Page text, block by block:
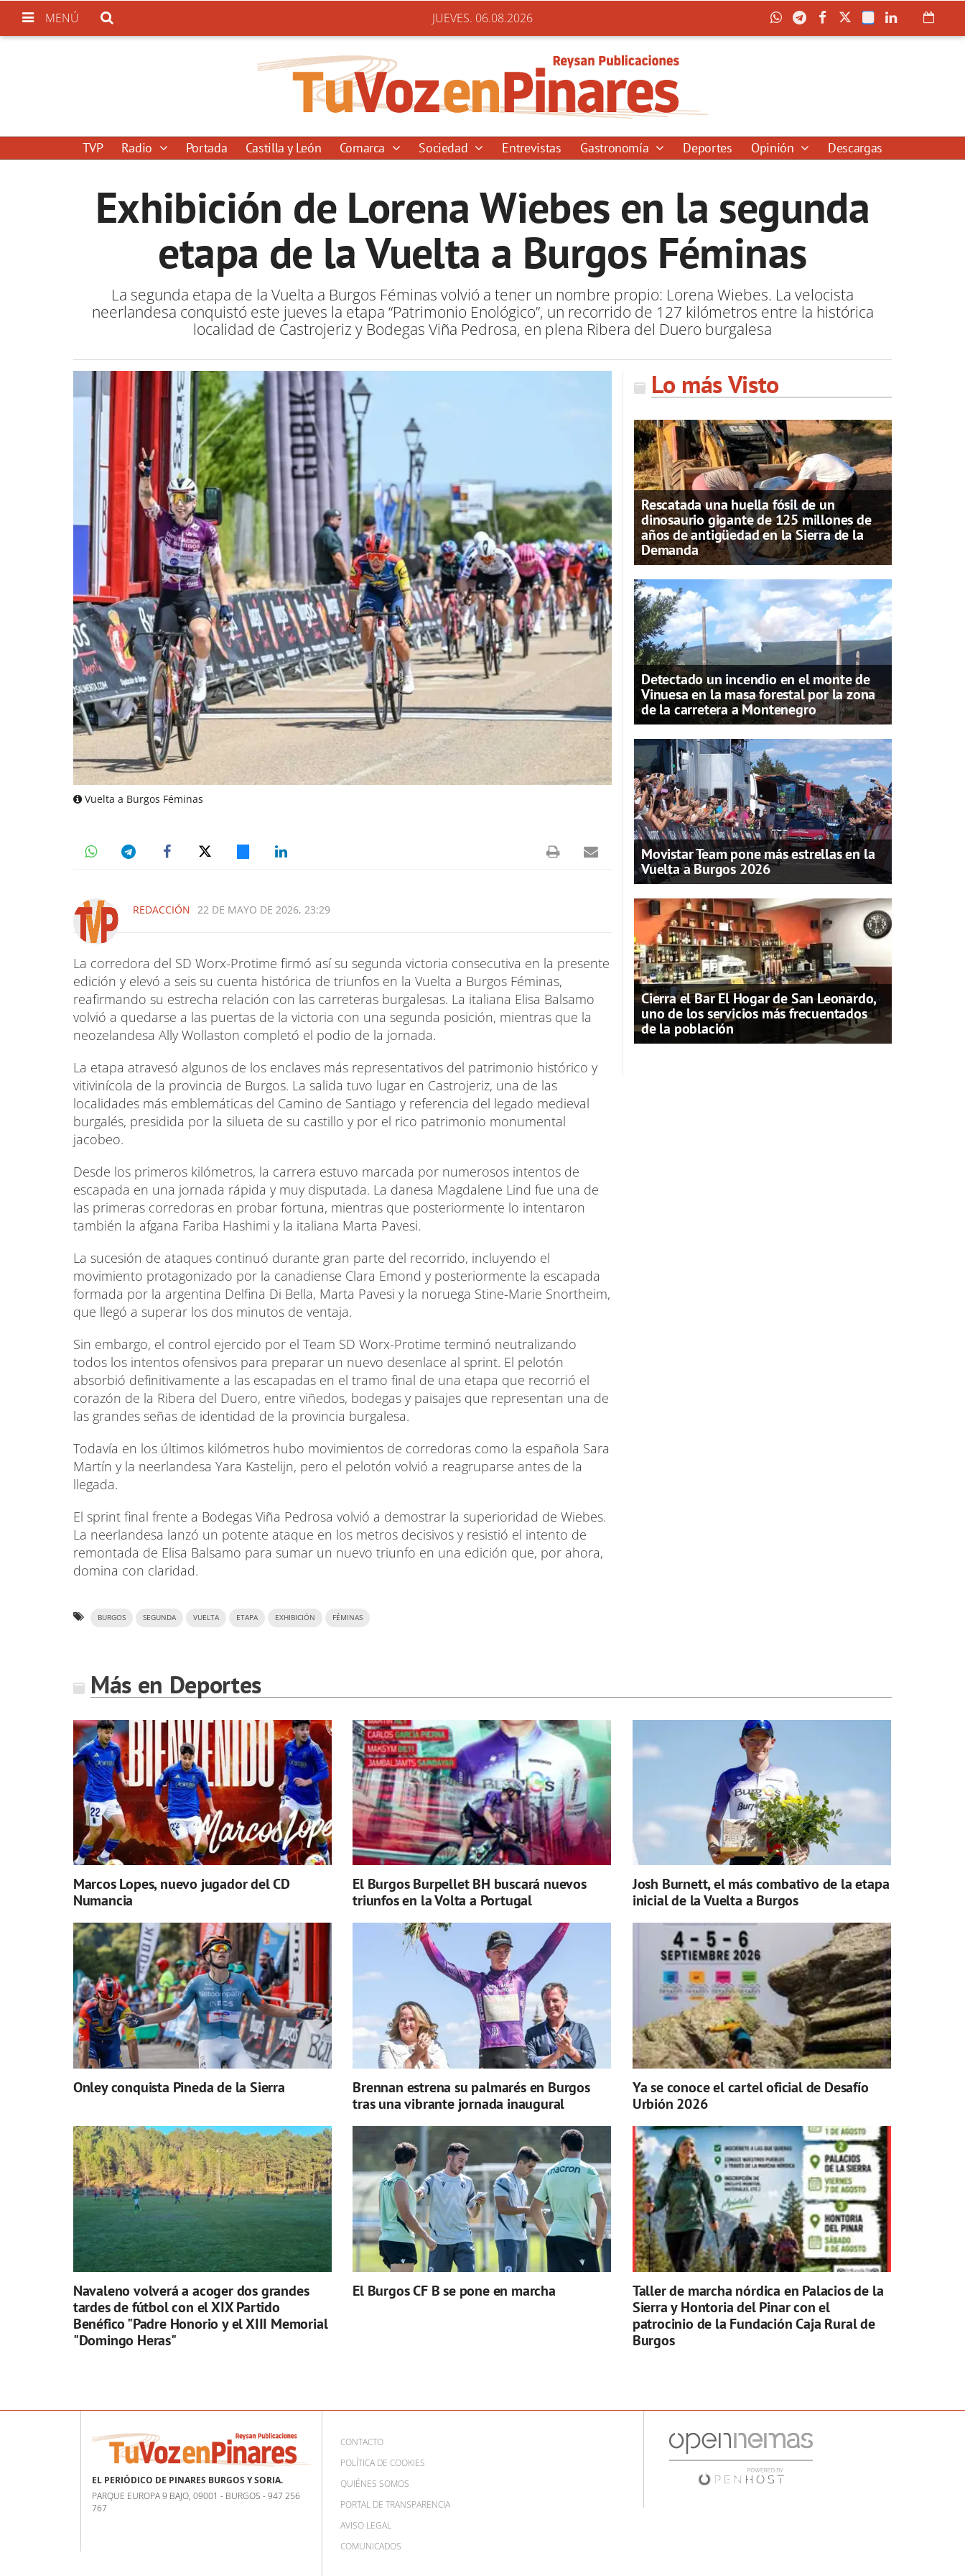
MENÚ JUEVES. 06.08.2026
TVP Radio Portada Castilla y León Comarca Sociedad Entrevistas Gastronomía Deportes Opinión Descargas
Exhibición de Lorena Wiebes en la segunda
etapa de la Vuelta a Burgos Féminas
La segunda etapa de la Vuelta a Burgos Féminas volvió a tener un nombre propio: Lorena Wiebes. La velocista
neerlandesa conquistó este jueves la etapa “Patrimonio Enológico”, un recorrido de 127 kilómetros entre la histórica
localidad de Castrojeriz y Bodegas Viña Pedrosa, en plena Ribera del Duero burgalesa
Vuelta a Burgos Féminas
REDACCIÓN 22 DE MAYO DE 2026, 23:29
La corredora del SD Worx-Protime firmó así su segunda victoria consecutiva en la presente
edición y elevó a seis su cuenta histórica de triunfos en la Vuelta a Burgos Féminas,
reafirmando su estrecha relación con las carreteras burgalesas. La italiana Elisa Balsamo
volvió a quedarse a las puertas de la victoria con una segunda posición, mientras que la
neozelandesa Ally Wollaston completó el podio de la jornada.
La etapa atravesó algunos de los enclaves más representativos del patrimonio histórico y
vitivinícola de la provincia de Burgos. La salida tuvo lugar en Castrojeriz, una de las
localidades más emblemáticas del Camino de Santiago y referencia del legado medieval
burgalés, presidida por la silueta de su castillo y por el rico patrimonio monumental
jacobeo.
Desde los primeros kilómetros, la carrera estuvo marcada por numerosos intentos de
escapada en una jornada rápida y muy disputada. La danesa Magdalene Lind fue una de
las primeras corredoras en probar fortuna, mientras que posteriormente lo intentaron
también la afgana Fariba Hashimi y la italiana Marta Pavesi.
La sucesión de ataques continuó durante gran parte del recorrido, incluyendo el
movimiento protagonizado por la canadiense Clara Emond y posteriormente la escapada
formada por la argentina Delfina Di Bella, Marta Pavesi y la noruega Stine-Marie Snortheim,
que llegó a superar los dos minutos de ventaja.
Sin embargo, el control ejercido por el Team SD Worx-Protime terminó neutralizando
todos los intentos ofensivos para preparar un nuevo desenlace al sprint. El pelotón
absorbió definitivamente a las escapadas en el tramo final de una etapa que recorrió el
corazón de la Ribera del Duero, entre viñedos, bodegas y paisajes que representan una de
las grandes señas de identidad de la provincia burgalesa.
Todavía en los últimos kilómetros hubo movimientos de corredoras como la española Sara
Martín y la neerlandesa Yara Kastelijn, pero el pelotón volvió a reagruparse antes de la
llegada.
El sprint final frente a Bodegas Viña Pedrosa volvió a demostrar la superioridad de Wiebes.
La neerlandesa lanzó un potente ataque en los metros decisivos y resistió el intento de
remontada de Elisa Balsamo para sumar un nuevo triunfo en una edición que, por ahora,
domina con claridad.
BURGOS SEGUNDA VUELTA ETAPA EXHIBICIÓN FÉMINAS
Lo más Visto
Rescatada una huella fósil de un
dinosaurio gigante de 125 millones de
años de antigüedad en la Sierra de la
Demanda
Detectado un incendio en el monte de
Vinuesa en la masa forestal por la zona
de la carretera a Montenegro
Movistar Team pone más estrellas en la
Vuelta a Burgos 2026
Cierra el Bar El Hogar de San Leonardo,
uno de los servicios más frecuentados
de la población
Más en Deportes
Marcos Lopes, nuevo jugador del CD
Numancia
El Burgos Burpellet BH buscará nuevos
triunfos en la Volta a Portugal
Josh Burnett, el más combativo de la etapa
inicial de la Vuelta a Burgos
Onley conquista Pineda de la Sierra
Brennan estrena su palmarés en Burgos
tras una vibrante jornada inaugural
Ya se conoce el cartel oficial de Desafío
Urbión 2026
Navaleno volverá a acoger dos grandes
tardes de fútbol con el XIX Partido
Benéfico "Padre Honorio y el XIII Memorial
"Domingo Heras"
El Burgos CF B se pone en marcha
Taller de marcha nórdica en Palacios de la
Sierra y Hontoria del Pinar con el
patrocinio de la Fundación Caja Rural de
Burgos
EL PERIÓDICO DE PINARES BURGOS Y SORIA.
PARQUE EUROPA 9 BAJO, 09001 - BURGOS - 947 256
767
CONTACTO
POLÍTICA DE COOKIES
QUIÉNES SOMOS
PORTAL DE TRANSPARENCIA
AVISO LEGAL
COMUNICADOS